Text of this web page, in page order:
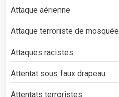
Attaque aérienne
Attaque terroriste de mosquée
Attaques racistes
Attentat sous faux drapeau
Attentats terroristes